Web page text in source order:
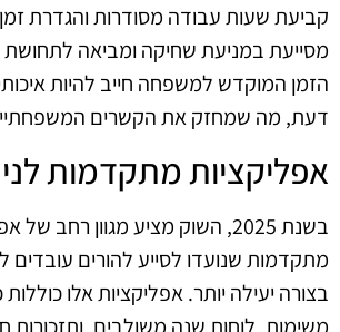
קביעת שעות עבודה מסודרות והגדרת
מסייעת במניעת שחיקה ומביאה לתחושת
הזמן המוקדש למשפחה חייב להיות
דעת, מה שמחזק את הקשרים
אפליקציות מתקדמות
בשנת 2025, השוק מציע מגוון רחב של
מתקדמות שנועדו לסייע להורים
בצורה יעילה יותר. אפליקציות אלו